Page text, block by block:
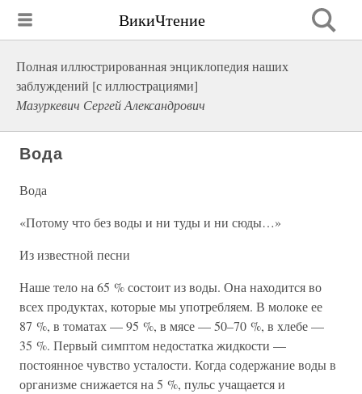
ВикиЧтение
Полная иллюстрированная энциклопедия наших
заблуждений [с иллюстрациями]
Мазуркевич Сергей Александрович
Вода
Вода
«Потому что без воды и ни туды и ни сюды…»
Из известной песни
Наше тело на 65 % состоит из воды. Она находится во
всех продуктах, которые мы употребляем. В молоке ее
87 %, в томатах — 95 %, в мясе — 50–70 %, в хлебе —
35 %. Первый симптом недостатка жидкости —
постоянное чувство усталости. Когда содержание воды в
организме снижается на 5 %, пульс учащается и